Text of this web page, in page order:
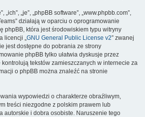
„ich”, „je”, „phpBB software”, „www.phpbb.com”,
działają w oparciu o oprogramowanie
phpBB, która jest środowiskiem typu witryny
licencji „GNU General Public License v2” zwanej
jest dostępne do pobrania ze strony
phpBB tylko ułatwia dyskusje przez
tekstów zamieszczanych w internecie za
o phpBB można znaleźć na stronie
wypowiedzi o charakterze obraźliwym,
treści niezgodne z polskim prawem lub
autorskie i dobra osobiste. Naruszenie tego